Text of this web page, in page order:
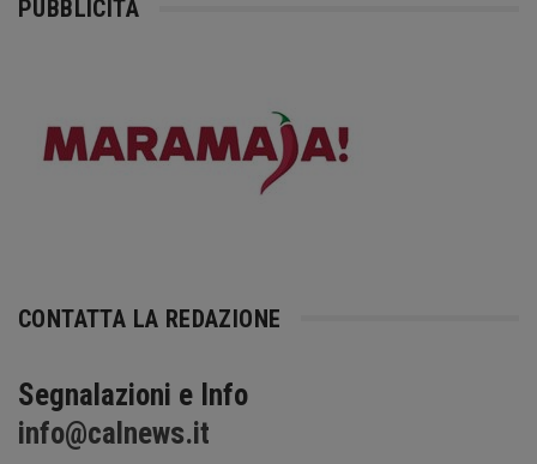
PUBBLICITÀ
CONTATTA LA REDAZIONE
Segnalazioni e Info
info@calnews.it